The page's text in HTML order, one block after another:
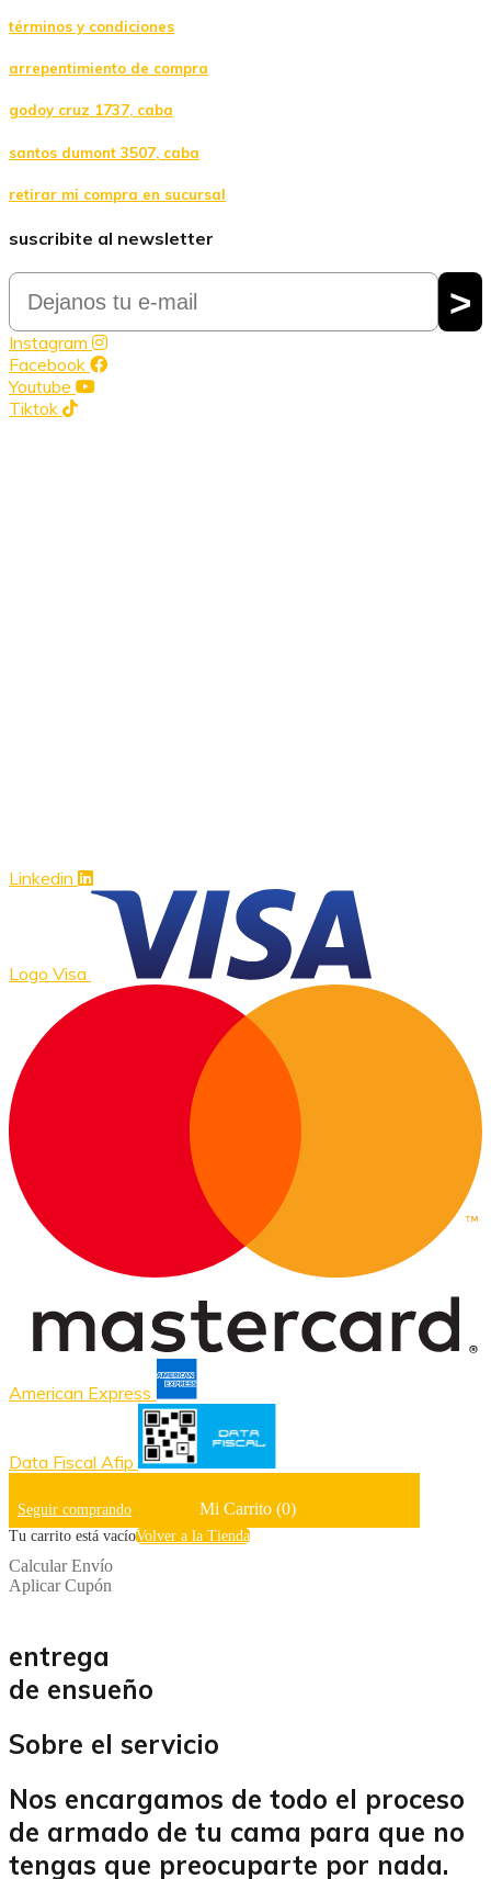
términos y condiciones
arrepentimiento de compra
godoy cruz 1737, caba
santos dumont 3507, caba
retirar mi compra en sucursal
suscribite al newsletter
Email >
Instagram
Facebook
Youtube
Tiktok
Linkedin
Logo Visa
American Express
Data Fiscal Afip
Seguir comprando Mi Carrito (0)
Tu carrito está vacíoVolver a la Tienda
Calcular Envío
Aplicar Cupón
entrega
de ensueño
Sobre el servicio
Nos encargamos de todo el proceso
de armado de tu cama para que no
tengas que preocuparte por nada.